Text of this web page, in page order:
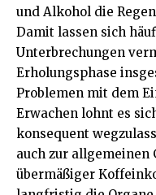
und Alkohol die
Damit lassen sich
Unterbrechungen
Erholungsphase
Problemen mit dem
Erwachen lohnt es
konsequent
auch zur allgemeinen
übermäßiger